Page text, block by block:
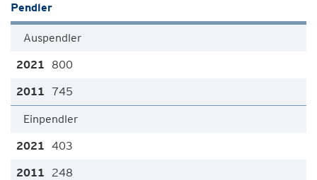
Pendler
Auspendler
800
745
Einpendler
403
248